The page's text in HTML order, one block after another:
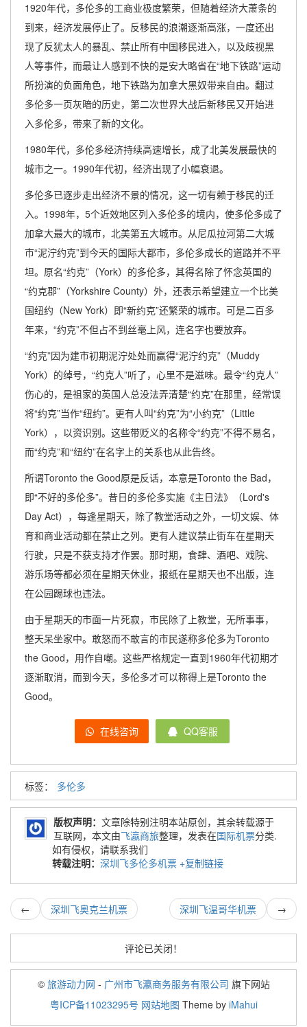
1920年代，多伦多的工商业极度繁荣，但随着经济大萧条的
到来，经济发展停止了。反移民的浪潮逐渐高涨，一度还出
现了反犹太人的暴乱、禁止所有中国移民进入，以及歧视黑
人等事件，而最让人感到不快的是安大略省在“地下铁路”运动
所扮演的负面角色，地下铁路为加拿大黑奴带来自由。翻过
多伦多一页灰暗的历史，第二次世界大战后新移民又开始进
入多伦多，带来了新的文化。
1980年代，多伦多经济持续高速增长，成了北美发展最快的
城市之一。1990年代初，经济出现了小幅衰退。
多伦多已逐步走出经济不景的情况，这一切有赖于移民的迁
入。1998年，5个近效地区列入多伦多的境内，使多伦多成了
加拿大最大的城市，北美第五大城市。从尼瓜拉河第二大城
市“泥泞约克”到今天的国际大都市，多伦多成长的道路并不平
坦。原名“约克”（York）的多伦多，其得名除了怀念英国的
“约克郡”（Yorkshire County）外，还表示希望建立一个比美
国纽约（New York）即“新约克”还繁荣的城市。可是二百多
年来，“约克”不但占不到丝毫上风，连名字也要放弃。
“约克”因为建市初期泥泞处处而赢得“泥泞约克”（Muddy
York）的绰号，“约克人”听了，心里不是滋味。最令“约克人”
伤心的，是祖家的英国人总没法弄清楚“约克”在那里，经常误
将“约克”当作“纽约”。更有人叫“约克”为“小约克”（Little
York），以资识别。这些带贬义的名称令“约克”不得不易名，
而“约克”和“纽约”在名字上的关系也从此告终。
所谓Toronto the Good原是反话，本意是Toronto the Bad，
即“不好的多伦多”。昔日的多伦多实施《主日法》（Lord's
Day Act），每逢星期天，除了教堂活动之外，一切文娱、体
育和商业活动都在禁止之列。更有人建议禁止街车在星期天
行驶，只是不获支持才作罢。那时期，食肆、酒吧、戏院、
游乐场等都必须在星期天休业，报纸在星期天也不出版，连
在公园踢球也违法。
由于星期天的市面一片死寂，市民除了上教堂，无所事事，
整天呆坐家中。敢怒而不敢言的市民遂称多伦多为Toronto
the Good，用作自嘲。这些严格规定一直到1960年代初期才
逐渐取消，而到今天，多伦多才可以称得上是Toronto the
Good。
在线咨询 QQ客服
标签： 多伦多
版权声明： 文章除特别注明本站原创，其余转载源于
互联网，本文由飞瀛商旅整理，发表在国际机票分类.
如有侵权，请联系我们
转载注明： 深圳飞多伦多机票 +复制链接
← 深圳飞奥克兰机票 →
深圳飞温哥华机票
评论已关闭！
© 旅游动力网 - 广州市飞瀛商务服务有限公司 旗下网站
粤ICP备11023295号 网站地图 Theme by iMahui